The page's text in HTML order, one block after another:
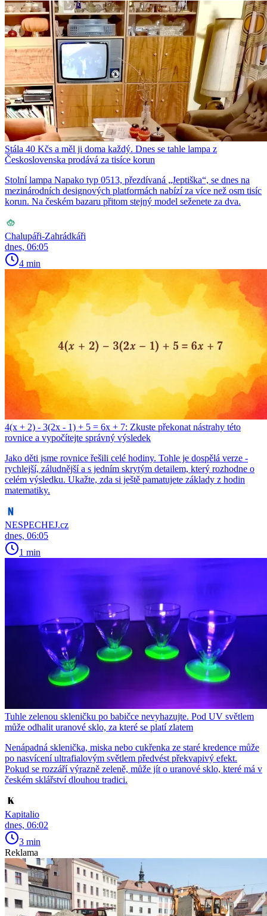
Stála 40 Kčs a měl ji doma každý. Dnes se tahle lampa z
Československa prodává za tisíce korun
Stolní lampa Napako typ 0513, přezdívaná „Jeptiška“, se dnes na
mezinárodních designových platformách nabízí za více než osm tisíc
korun. Na českém bazaru přitom stejný model seženete za dva.
Chalupáři-Zahrádkáři
dnes, 06:05
4 min
4(x + 2) - 3(2x - 1) + 5 = 6x + 7: Zkuste překonat nástrahy této
rovnice a vypočítejte správný výsledek
Jako děti jsme rovnice řešili celé hodiny. Tohle je dospělá verze -
rychlejší, záludnější a s jedním skrytým detailem, který rozhodne o
celém výsledku. Ukažte, zda si ještě pamatujete základy z hodin
matematiky.
NESPECHEJ.cz
dnes, 06:05
1 min
Tuhle zelenou skleničku po babičce nevyhazujte. Pod UV světlem
může odhalit uranové sklo, za které se platí zlatem
Nenápadná sklenička, miska nebo cukřenka ze staré kredence může
po nasvícení ultrafialovým světlem předvést překvapivý efekt.
Pokud se rozzáří výrazně zeleně, může jít o uranové sklo, které má v
českém sklářství dlouhou tradici.
Kapitalio
dnes, 06:02
3 min
Reklama